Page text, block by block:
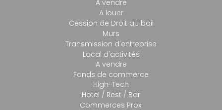
A vendre
A louer
Cession de Droit au bail
Murs
Transmission d'entreprise
Local d'activités
A vendre
Fonds de commerce
High-Tech
Hotel / Rest / Bar
Commerces Prox.